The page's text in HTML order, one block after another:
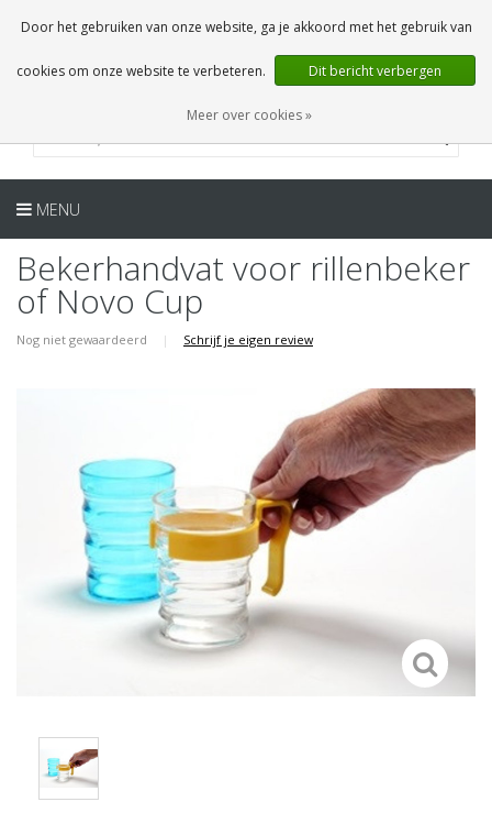
0 Artikelen
NL
MENU
Bekerhandvat voor rillenbeker
of Novo Cup
Nog niet gewaardeerd | Schrijf je eigen review
Door het gebruiken van onze website, ga je akkoord met het gebruik van
cookies om onze website te verbeteren. Dit bericht verbergen
Meer over cookies »